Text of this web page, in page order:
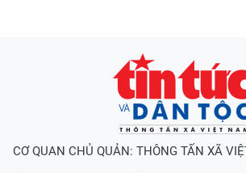
CƠ QUAN CHỦ QUẢN: THÔNG TẤN XÃ